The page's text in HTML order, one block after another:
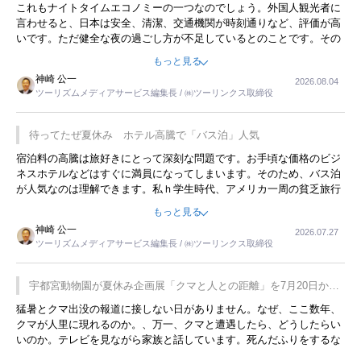
これもナイトタイムエコノミーの一つなのでしょう。外国人観光者に
言わせると、日本は安全、清潔、交通機関が時刻通りなど、評価が高
いです。ただ健全な夜の過ごし方が不足しているとのことです。その
ような意味で、金曜夜にこのようなイベントが行われれば、日本人に
限らず外国人にとっても楽しみが増えるでしょうね。
もっと見る
神崎 公一
ツーリズムメディアサービス編集長 / ㈱ツーリンクス取締役
2026.08.04
待ってたぜ夏休み ホテル高騰で「バス泊」人気
宿泊料の高騰は旅好きにとって深刻な問題です。お手頃な価格のビジ
ネスホテルなどはすぐに満員になってしまいます。そのため、バス泊
が人気なのは理解できます。私ｈ学生時代、アメリカ一周の貧乏旅行
をした時は、移動はグレイハウンドバスでした。夕方から夜の便を利
用してホテル代を浮かせていました。ただし、若いからできたことで
す。若い人が夜行バスで京都に行った、青森に行ったと聞くと、疲れ
が残らないのかなと思ってしまいます。
もっと見る
神崎 公一
ツーリズムメディアサービス編集長 / ㈱ツーリンクス取締役
2026.07.27
宇都宮動物園が夏休み企画展「クマと人との距離」を7月20日から
開催
猛暑とクマ出没の報道に接しない日がありません。なぜ、ここ数年、
クマが人里に現れるのか。、万一、クマと遭遇したら、どうしたらい
いのか。テレビを見ながら家族と話しています。死んだふりをするな